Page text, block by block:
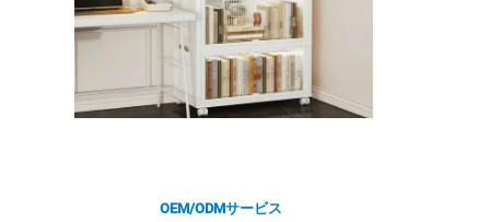
OEM/ODMサービス